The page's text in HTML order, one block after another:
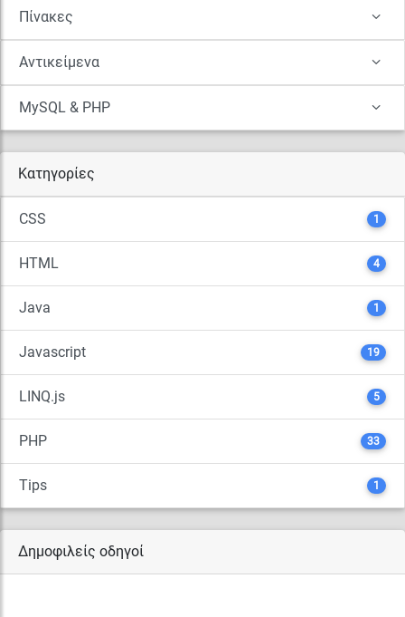
Πίνακες
Αντικείμενα
MySQL & PHP
Κατηγορίες
CSS 1
HTML 4
Java 1
Javascript 19
LINQ.js 5
PHP 33
Tips 1
Δημοφιλείς οδηγοί